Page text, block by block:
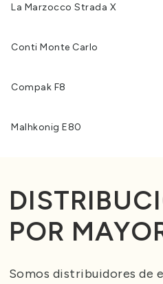
La Marzocco Strada X
Conti Monte Carlo
Compak F8
Malhkonig E80
POR
Somos distribuidores de